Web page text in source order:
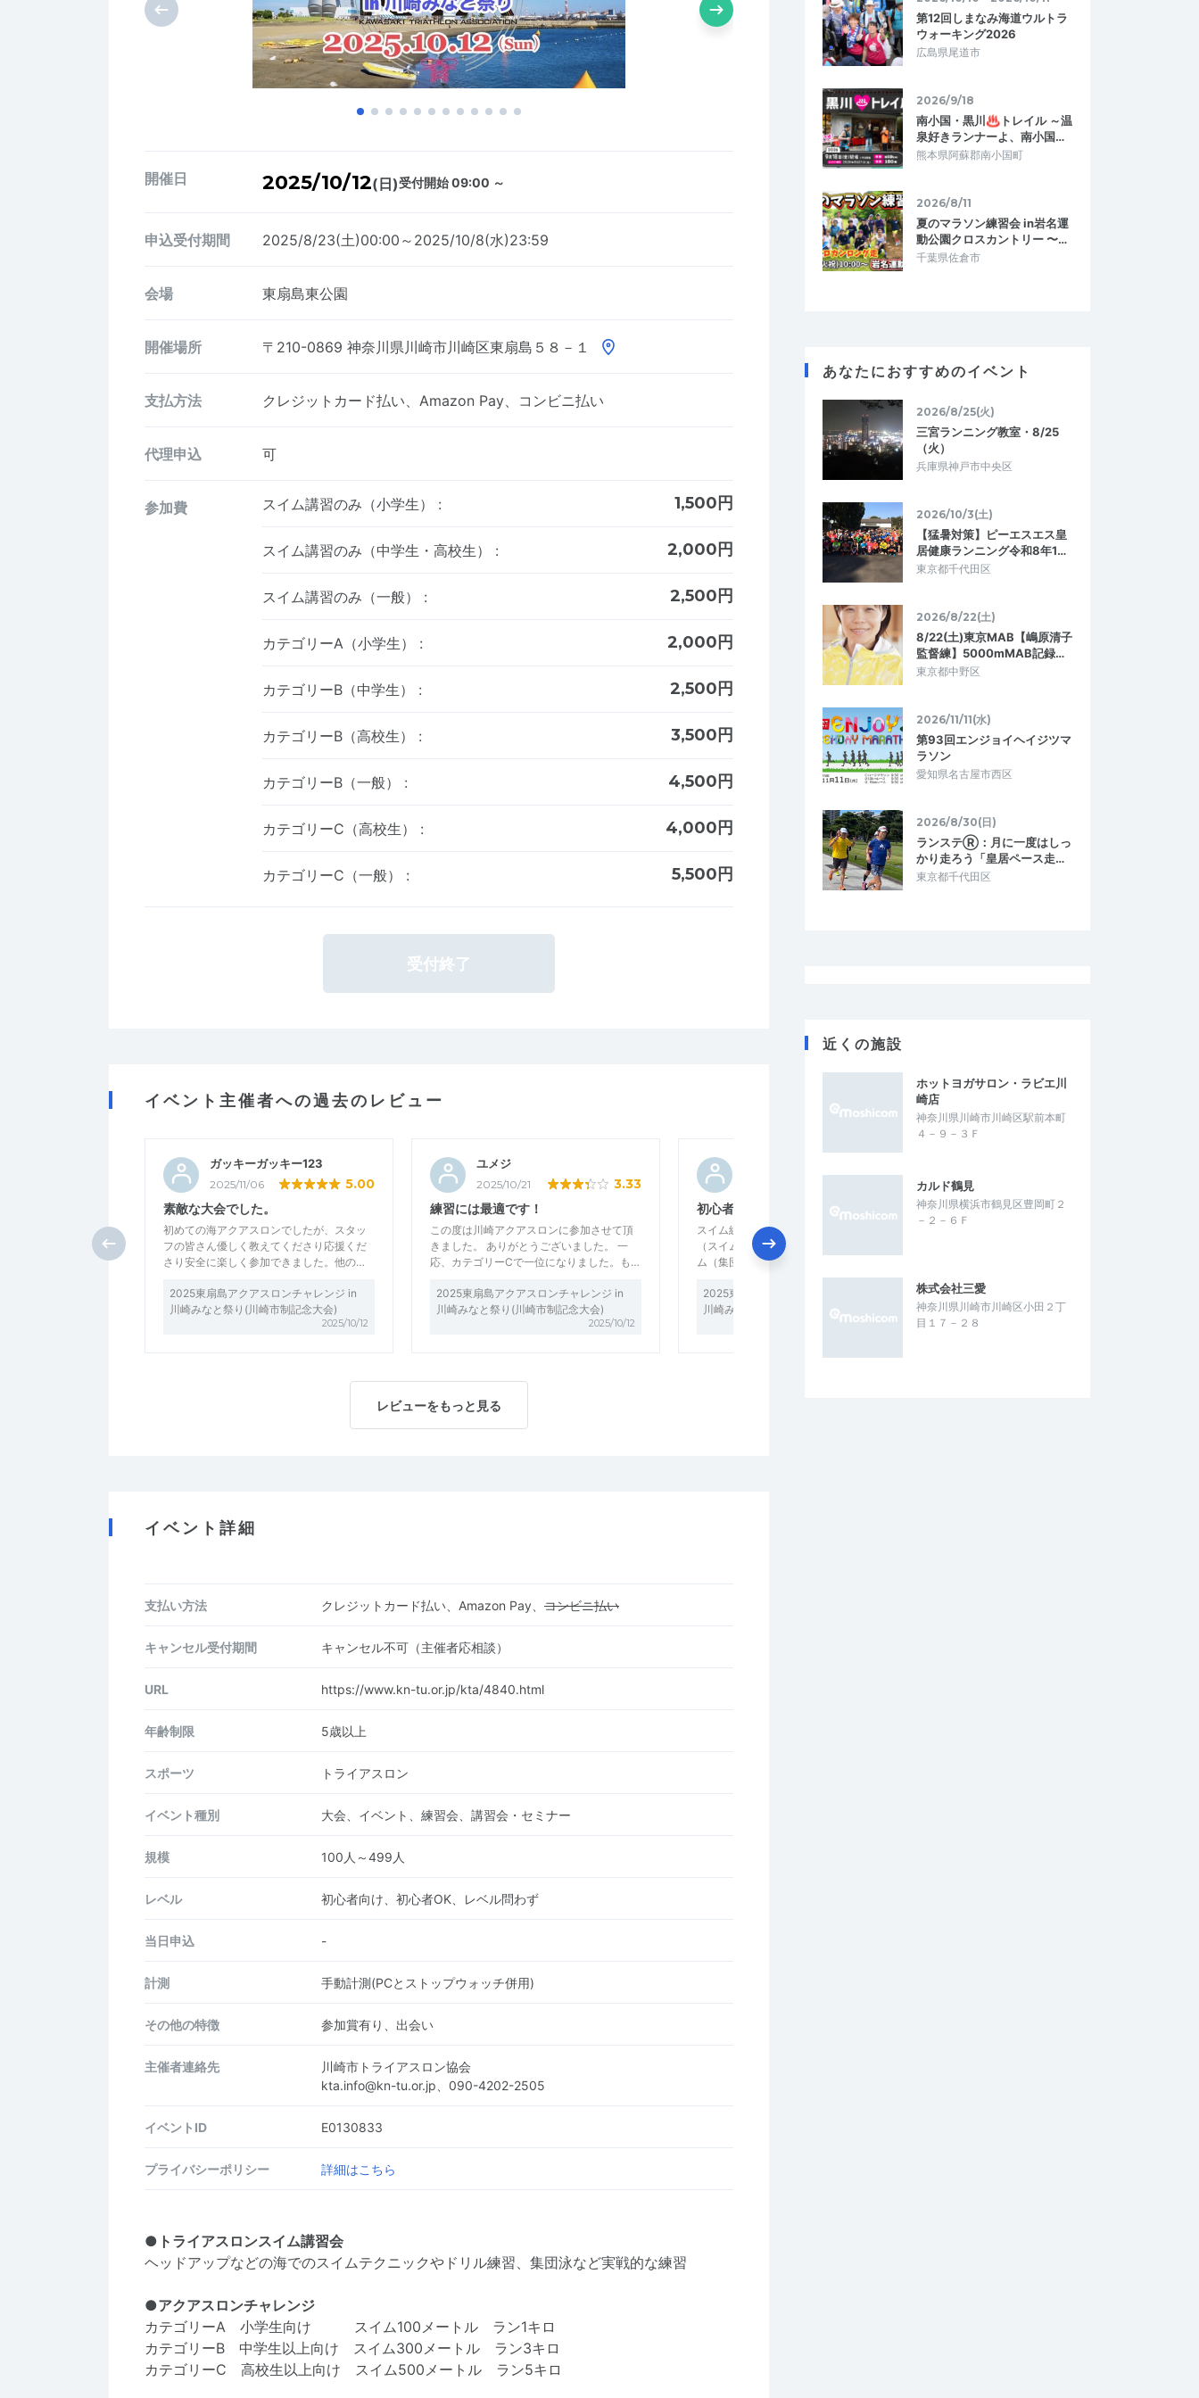
開催日 2025/10/12(日)受付開始 09:00 ～
申込受付期間 2025/8/23(土)00:00～2025/10/8(水)23:59
会場 東扇島東公園
開催場所 〒210-0869 神奈川県川崎市川崎区東扇島５８－１
支払方法 クレジットカード払い、Amazon Pay、コンビニ払い
代理申込 可
参加費 スイム講習のみ（小学生） : 1,500円
スイム講習のみ（中学生・高校生） : 2,000円
スイム講習のみ（一般） : 2,500円
カテゴリーA（小学生） : 2,000円
カテゴリーB（中学生） : 2,500円
カテゴリーB（高校生） : 3,500円
カテゴリーB（一般） : 4,500円
カテゴリーC（高校生） : 4,000円
カテゴリーC（一般） : 5,500円
受付終了
イベント主催者への過去のレビュー
ガッキーガッキー123
2025/11/06 5.00
素敵な大会でした。
初めての海アクアスロンでしたが、スタッ
フの皆さん優しく教えてくださり応援くだ
さり安全に楽しく参加できました。他の…
2025東扇島アクアスロンチャレンジ in
川崎みなと祭り(川崎市制記念大会)
2025/10/12
ユメジ
2025/10/21 3.33
練習には最適です！
この度は川崎アクアスロンに参加させて頂
きました。 ありがとうございました。 一
応、カテゴリーCで一位になりました。も…
2025東扇島アクアスロンチャレンジ in
川崎みなと祭り(川崎市制記念大会)
2025/10/12
初心者でも気軽に参加できました
スイム練習会のなかで、トランジション
（スイム→ランの間の動き）や海でのスイ
ム（集団泳やブイの回り方）で気をつけ…
2025東扇島アクアスロンチャレンジ in
川崎みなと祭り(川崎市制記念大会)
2025/10/12
来年に向けての練習になります
2025東扇島アクアスロンチャレンジ in
川崎みなと祭り(川崎市制記念大会)
レビューをもっと見る
イベント詳細
支払い方法 クレジットカード払い、Amazon Pay、 コンビニ払い
キャンセル受付期間 キャンセル不可（主催者応相談）
URL https://www.kn-tu.or.jp/kta/4840.html
年齢制限 5歳以上
スポーツ トライアスロン
イベント種別 大会、イベント、練習会、講習会・セミナー
規模 100人～499人
レベル 初心者向け、初心者OK、レベル問わず
当日申込 -
計測 手動計測(PCとストップウォッチ併用)
その他の特徴 参加賞有り、出会い
主催者連絡先
川崎市トライアスロン協会
kta.info@kn-tu.or.jp、090-4202-2505
イベントID E0130833
プライバシーポリシー 詳細はこちら
●トライアスロンスイム講習会
ヘッドアップなどの海でのスイムテクニックやドリル練習、集団泳など実戦的な練習
●アクアスロンチャレンジ
カテゴリーA 小学生向け スイム100メートル ラン1キロ
カテゴリーB 中学生以上向け スイム300メートル ラン3キロ
カテゴリーC 高校生以上向け スイム500メートル ラン5キロ
第12回しまなみ海道ウルトラ
ウォーキング2026
広島県尾道市
2026/9/18
南小国・黒川♨トレイル ～温
泉好きランナーよ、南小国…
熊本県阿蘇郡南小国町
2026/8/11
夏のマラソン練習会 in岩名運
動公園クロスカントリー 〜…
千葉県佐倉市
あなたにおすすめのイベント
2026/8/25(火)
三宮ランニング教室・8/25
（火）
兵庫県神戸市中央区
2026/10/3(土)
【猛暑対策】ピーエスエス皇
居健康ランニング令和8年1…
東京都千代田区
2026/8/22(土)
8/22(土)東京MAB【嶋原清子
監督練】5000mMAB記録…
東京都中野区
2026/11/11(水)
第93回エンジョイヘイジツマ
ラソン
愛知県名古屋市西区
2026/8/30(日)
ランステⓇ：月に一度はしっ
かり走ろう「皇居ペース走…
東京都千代田区
近くの施設
ホットヨガサロン・ラビエ川
崎店
神奈川県川崎市川崎区駅前本町
４－９－３Ｆ
カルド鶴見
神奈川県横浜市鶴見区豊岡町２
－２－６Ｆ
株式会社三愛
神奈川県川崎市川崎区小田２丁
目１７－２８